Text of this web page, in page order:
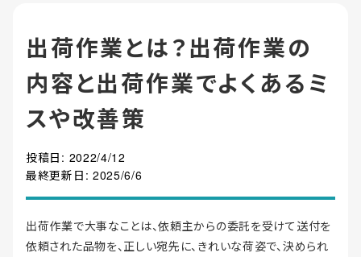
導入事例
お役立ち情報
出荷作業とは？出荷作業の
内容と出荷作業でよくあるミ
スや改善策
投稿日: 2022/4/12
最終更新日: 2025/6/6
出荷作業で大事なことは、依頼主からの委託を受けて送付を
依頼された品物を、正しい宛先に、きれいな荷姿で、決められ